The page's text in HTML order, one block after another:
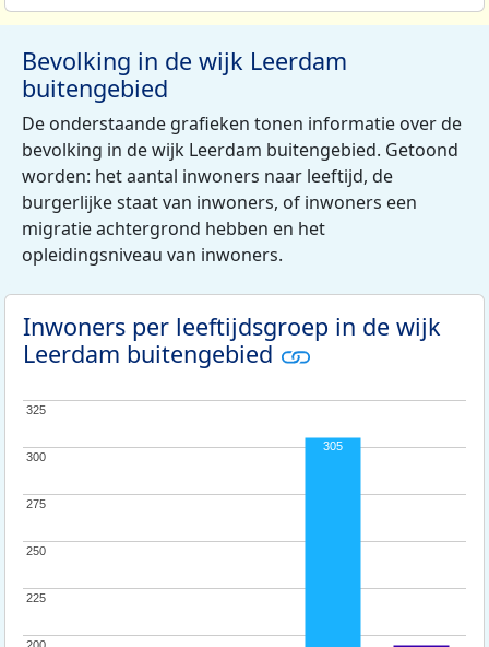
Bevolking in de wijk Leerdam
buitengebied
De onderstaande grafieken tonen informatie over de
bevolking in de wijk Leerdam buitengebied. Getoond
worden: het aantal inwoners naar leeftijd, de
burgerlijke staat van inwoners, of inwoners een
migratie achtergrond hebben en het
opleidingsniveau van inwoners.
Inwoners per leeftijdsgroep in de wijk
Leerdam buitengebied
225
225
250
250
275
275
300
300
325
325
305